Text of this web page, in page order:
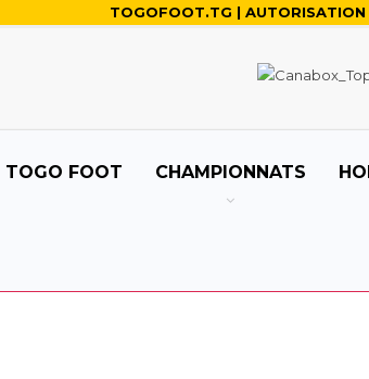
TOGOFOOT.TG |
TOGO FOOT CHAMPIONNATS